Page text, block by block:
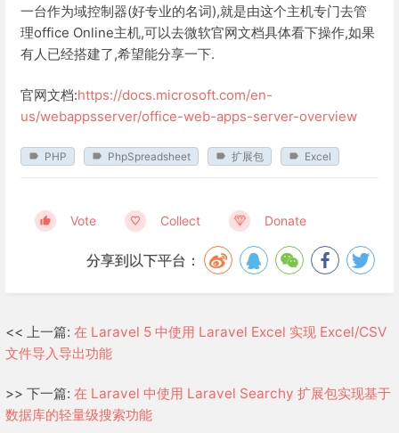
一台作为域控制器(好专业的名词),就是由这个主机专门去管
理office Online主机,可以去微软官网文档具体看下操作,如果
有人已经搭建了,希望能分享一下.
官网文档:https://docs.microsoft.com/en-
us/webappsserver/office-web-apps-server-overview
PHP PhpSpreadsheet 扩展包 Excel
Vote Collect Donate
分享到以下平台：
<< 上一篇: 在 Laravel 5 中使用 Laravel Excel 实现 Excel/CSV
文件导入导出功能
>> 下一篇: 在 Laravel 中使用 Laravel Searchy 扩展包实现基于
数据库的轻量级搜索功能